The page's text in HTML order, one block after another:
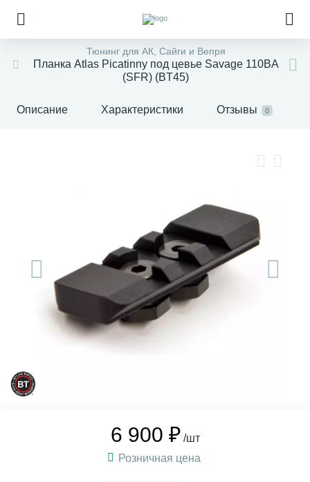
Тюнинг для АК, Сайги и Вепря
Планка Atlas Picatinny под цевье Savage 110BA
(SFR) (BT45)
Описание Характеристики Отзывы 0
6 900 ₽ /шт
Розничная цена